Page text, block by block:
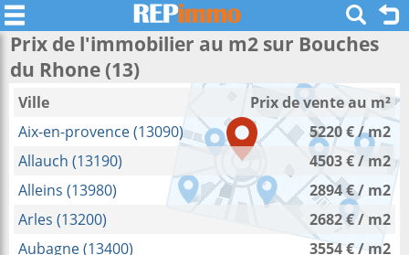
Prix de l'immobilier au m2 sur Bouches
du Rhone (13)
Ville
Prix de vente au m²
Aix-en-provence (13090)
5220 € / m2
Allauch (13190)
4503 € / m2
Alleins (13980)
2894 € / m2
Arles (13200)
2682 € / m2
Aubagne (13400)
3554 € / m2